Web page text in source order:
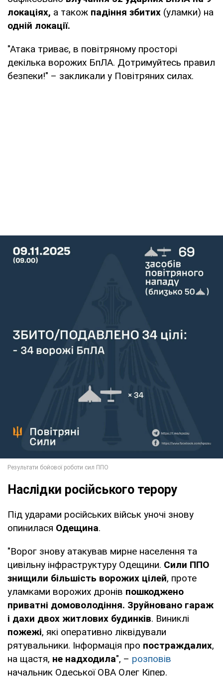
локаціях, а також падіння збитих (уламки) на
одній локації.
"Атака триває, в повітряному просторі
декілька ворожих БпЛА. Дотримуйтесь правил
безпеки!" – закликали у Повітряних силах.
Наслідки російського терору
Під ударами російських військ уночі знову
опинилася Одещина.
"Ворог знову атакував мирне населення та
цивільну інфраструктуру Одещини. Сили ППО
знищили більшість ворожих цілей, проте
уламками ворожих дронів пошкоджено
приватні домоволодіння. Зруйновано гараж
і дахи двох житлових будинків. Виниклі
пожежі, які оперативно ліквідували
рятувальники. Інформація про постраждалих,
на щастя, не надходила", – розповів
начальник Одеської ОВА Олег Кіпер.